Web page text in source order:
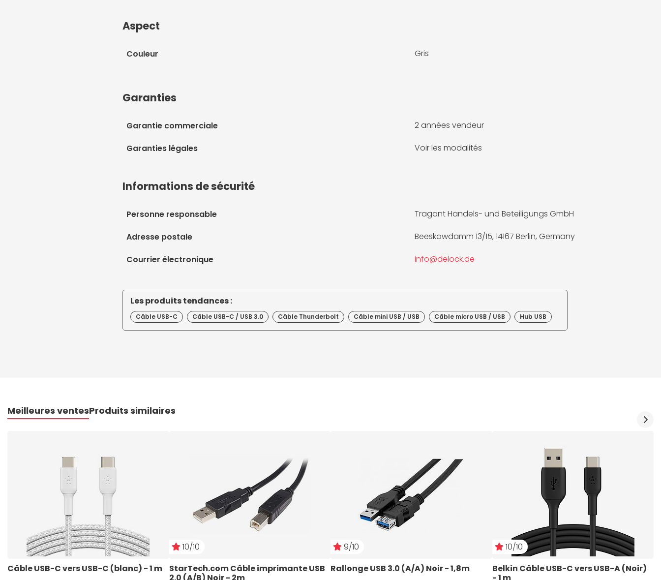
Aspect
Couleur Gris
Garanties
Garantie commerciale 2 années vendeur
Garanties légales Voir les modalités
Informations de sécurité
Personne responsable Tragant Handels- und Beteiligungs GmbH
Adresse postale Beeskowdamm 13/15, 14167 Berlin, Germany
Courrier électronique info@delock.de
Les produits tendances :
Câble USB-C Câble USB-C / USB 3.0 Câble Thunderbolt Câble mini USB / USB Câble micro USB / USB Hub USB
Meilleures ventesProduits similaires
Câble USB-C vers USB-C (blanc) - 1 m
10/10
StarTech.com Câble imprimante USB
9/10
Rallonge USB 3.0 (A/A) Noir - 1,8m
10/10
Belkin Câble USB-C vers USB-A (Noir)